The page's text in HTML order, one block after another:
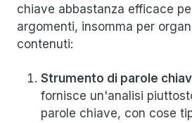
chiave abbastanza efficace
argomenti, insomma per
contenuti:
Strumento di parole
fornisce un'analisi
parole chiave, con cose